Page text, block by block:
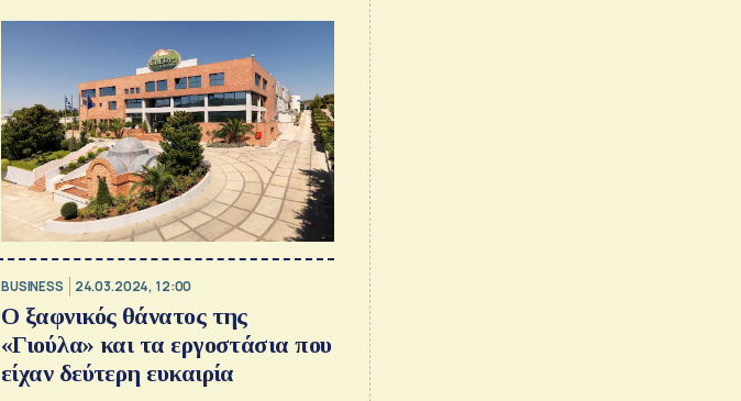
BUSINESS 24.03.2024, 12:00
Ο ξαφνικός θάνατος της
«Γιούλα» και τα εργοστάσια που
είχαν δεύτερη ευκαιρία